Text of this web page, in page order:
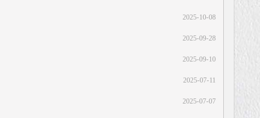
2025-10-08
2025-09-28
2025-09-10
2025-07-11
2025-07-07